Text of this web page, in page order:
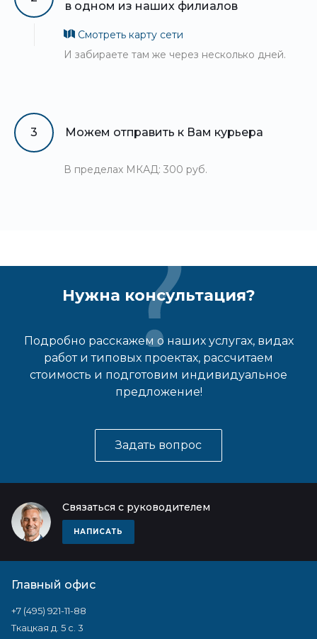
в одном из наших филиалов
Смотреть карту сети
И забираете там же через несколько дней.
3 Можем отправить к Вам курьера
В пределах МКАД: 300 руб.
Нужна консультация?
Подробно расскажем о наших услугах, видах
работ и типовых проектах, рассчитаем
стоимость и подготовим индивидуальное
предложение!
Задать вопрос
Связаться с руководителем
НАПИСАТЬ
Главный офис
+7 (495) 921-11-88
Ткацкая д. 5 с. 3